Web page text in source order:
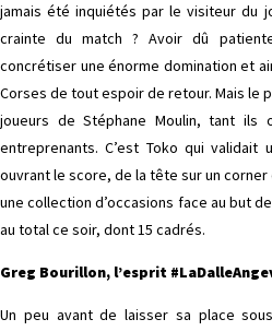
jamais été inquiétés par le visiteur du
crainte du match ? Avoir dû
concrétiser une énorme domination et
Corses de tout espoir de retour. Mais le
joueurs de Stéphane Moulin, tant ils
entreprenants. C’est Toko qui validait
ouvrant le score, de la tête sur un corner
une collection d’occasions face au but
au total ce soir, dont 15 cadrés.
Greg Bourillon, l’esprit
Un peu avant de laisser sa place